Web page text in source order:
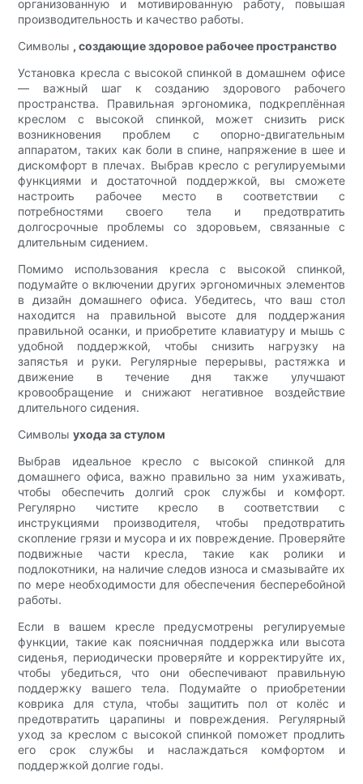
организованную и мотивированную работу, повышая
производительность и качество работы.
Символы , создающие здоровое рабочее пространство
Установка кресла с высокой спинкой в ​​домашнем офисе
— важный шаг к созданию здорового рабочего
пространства. Правильная эргономика, подкреплённая
креслом с высокой спинкой, может снизить риск
возникновения проблем с опорно-двигательным
аппаратом, таких как боли в спине, напряжение в шее и
дискомфорт в плечах. Выбрав кресло с регулируемыми
функциями и достаточной поддержкой, вы сможете
настроить рабочее место в соответствии с
потребностями своего тела и предотвратить
долгосрочные проблемы со здоровьем, связанные с
длительным сидением.
Помимо использования кресла с высокой спинкой,
подумайте о включении других эргономичных элементов
в дизайн домашнего офиса. Убедитесь, что ваш стол
находится на правильной высоте для поддержания
правильной осанки, и приобретите клавиатуру и мышь с
удобной поддержкой, чтобы снизить нагрузку на
запястья и руки. Регулярные перерывы, растяжка и
движение в течение дня также улучшают
кровообращение и снижают негативное воздействие
длительного сидения.
Символыухода за стулом
Выбрав идеальное кресло с высокой спинкой для
домашнего офиса, важно правильно за ним ухаживать,
чтобы обеспечить долгий срок службы и комфорт.
Регулярно чистите кресло в соответствии с
инструкциями производителя, чтобы предотвратить
скопление грязи и мусора и их повреждение. Проверяйте
подвижные части кресла, такие как ролики и
подлокотники, на наличие следов износа и смазывайте их
по мере необходимости для обеспечения бесперебойной
работы.
Если в вашем кресле предусмотрены регулируемые
функции, такие как поясничная поддержка или высота
сиденья, периодически проверяйте и корректируйте их,
чтобы убедиться, что они обеспечивают правильную
поддержку вашего тела. Подумайте о приобретении
коврика для стула, чтобы защитить пол от колёс и
предотвратить царапины и повреждения. Регулярный
уход за креслом с высокой спинкой поможет продлить
его срок службы и наслаждаться комфортом и
поддержкой долгие годы.